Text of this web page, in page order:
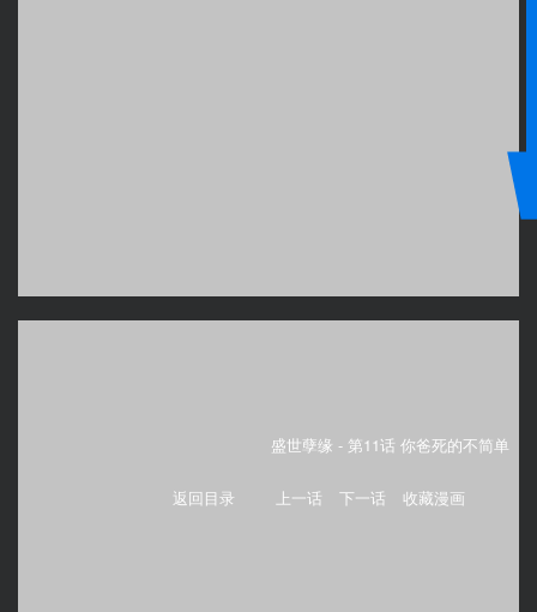
盛世孽缘 - 第11话 你爸死的不简单
返回目录 上一话 下一话 收藏漫画